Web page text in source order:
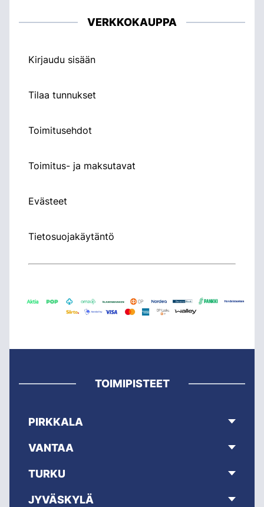
VERKKOKAUPPA
Kirjaudu sisään
Tilaa tunnukset
Toimitusehdot
Toimitus- ja maksutavat
Evästeet
Tietosuojakäytäntö
TOIMIPISTEET
PIRKKALA
VANTAA
TURKU
JYVÄSKYLÄ